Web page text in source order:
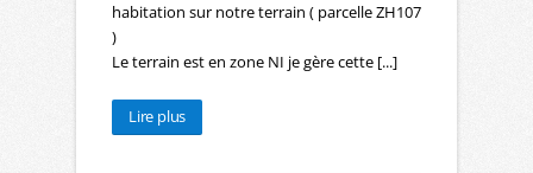
habitation sur notre terrain ( parcelle ZH107
)
Le terrain est en zone NI je gère cette [...]
Lire plus